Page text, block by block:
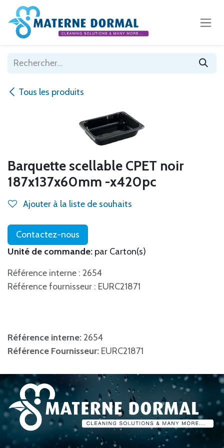
Se rendre au contenu
Tous les produits
Barquette scellable CPET noir
187x137x60mm -x420pc
Ajouter à la liste de souhaits
Contactez-nous
Unité de commande: par Carton(s)
Référence interne : 2654
Référence fournisseur : EURC21871
Référence interne:2654
Référence Fournisseur: EURC21871